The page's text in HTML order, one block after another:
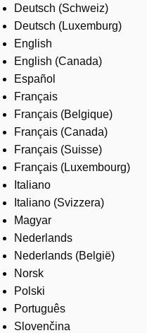
Where to buy
Contact us
Careers
Deutsch (Schweiz)
Deutsch (Luxemburg)
English
English (Canada)
Español
Français
Français (Belgique)
Français (Canada)
Français (Suisse)
Français (Luxembourg)
Italiano
Italiano (Svizzera)
Magyar
Nederlands
Nederlands (België)
Norsk
Polski
Português
Slovenčina